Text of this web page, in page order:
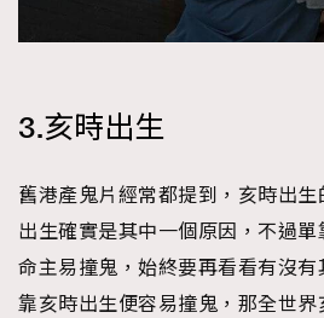
AFrenchMind
EmpowerF
FashionWeek
3.亥時出生
舊港產鬼片經常都提到，亥時出
出生確實是其中一個原因，不過
命主易撞鬼，始終要再看看有沒
靠亥時出生便容易撞鬼，那全世